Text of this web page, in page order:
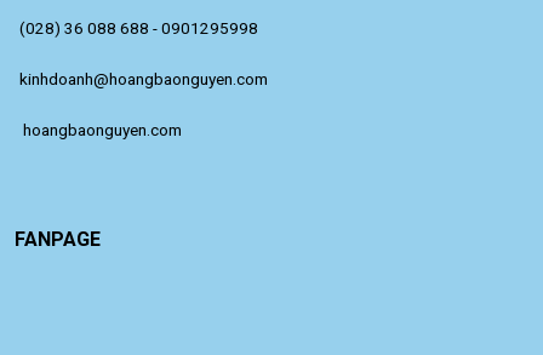
(028) 36 088 688 - 0901295998
kinhdoanh@hoangbaonguyen.com
hoangbaonguyen.com
FANPAGE